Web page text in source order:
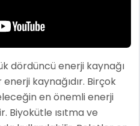
dördüncü enerji kaynağı
kaynağıdır. Birçok
en önemli enerji
Biyokütle ısıtma ve